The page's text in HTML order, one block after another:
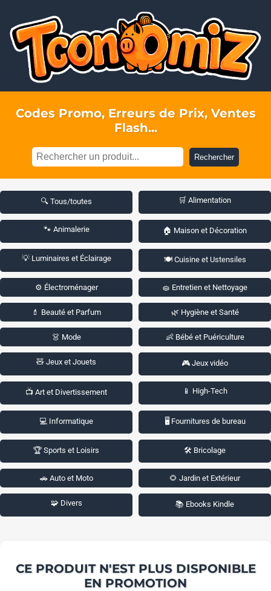
Codes Promo, Erreurs de Prix, Ventes
Flash...
Rechercher
🔍 Tous/toutes 🛒 Alimentation
🐾 Animalerie 🏠 Maison et Décoration
💡 Luminaires et Éclairage 🍽️ Cuisine et Ustensiles
⚙️ Électroménager 🧽 Entretien et Nettoyage
💄 Beauté et Parfum 🌿 Hygiène et Santé
👗 Mode 👶 Bébé et Puériculture
🧸 Jeux et Jouets 🎮 Jeux vidéo
📺 Art et Divertissement 📱 High-Tech
💻 Informatique 🖥️ Fournitures de bureau
🏆 Sports et Loisirs 🛠️ Bricolage
🚗 Auto et Moto 🌻 Jardin et Extérieur
🧩 Divers 📚 Ebooks Kindle
CE PRODUIT N'EST PLUS DISPONIBLE
EN PROMOTION